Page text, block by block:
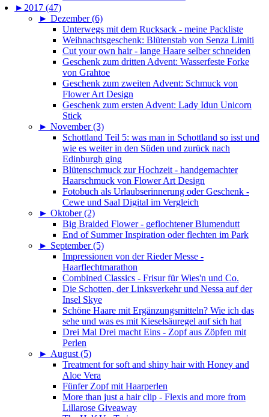
► 2017 (47)
► Dezember (6)
Unterwegs mit dem Rucksack - meine Packliste
Weihnachtsgeschenk: Blütenstab von Senza Limiti
Cut your own hair - lange Haare selber schneiden
Geschenk zum dritten Advent: Wasserfeste Forke
von Grahtoe
Geschenk zum zweiten Advent: Schmuck von
Flower Art Design
Geschenk zum ersten Advent: Lady Idun Unicorn
Stick
► November (3)
Schottland Teil 5: was man in Schottland so isst und
wie es weiter in den Süden und zurück nach
Edinburgh ging
Blütenschmuck zur Hochzeit - handgemachter
Haarschmuck von Flower Art Design
Fotobuch als Urlaubserinnerung oder Geschenk -
Cewe und Saal Digital im Vergleich
► Oktober (2)
Big Braided Flower - geflochtener Blumendutt
End of Summer Inspiration oder flechten im Park
► September (5)
Impressionen von der Rieder Messe -
Haarflechtmarathon
Combined Classics - Frisur für Wies'n und Co.
Die Schotten, der Linksverkehr und Nessa auf der
Insel Skye
Schöne Haare mit Ergänzungsmitteln? Wie ich das
sehe und was es mit Kieselsäuregel auf sich hat
Drei Mal Drei macht Eins - Zopf aus Zöpfen mit
Perlen
► August (5)
Treatment for soft and shiny hair with Honey and
Aloe Vera
Fünfer Zopf mit Haarperlen
More than just a hair clip - Flexis and more from
Lillarose Giveaway